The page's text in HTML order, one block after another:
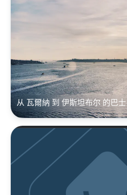
从 瓦爾納 到 伊斯坦布尔 的巴士